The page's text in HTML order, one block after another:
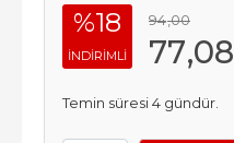
%18
INDIRIMLI
94,00
77,08
Temin süresi 4 gündür.